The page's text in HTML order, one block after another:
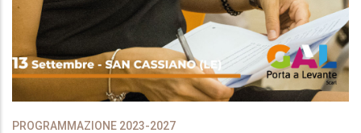
PROGRAMMAZIONE 2023-2027